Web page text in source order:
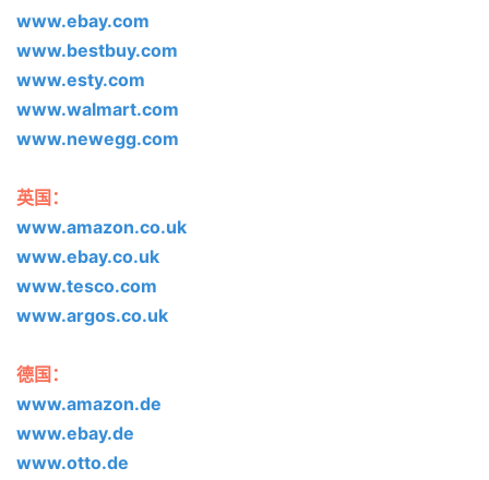
www.ebay.com
www.bestbuy.com
www.esty.com
www.walmart.com
www.newegg.com
英国：
www.amazon.co.uk
www.ebay.co.uk
www.tesco.com
www.argos.co.uk
德国：
www.amazon.de
www.ebay.de
www.otto.de